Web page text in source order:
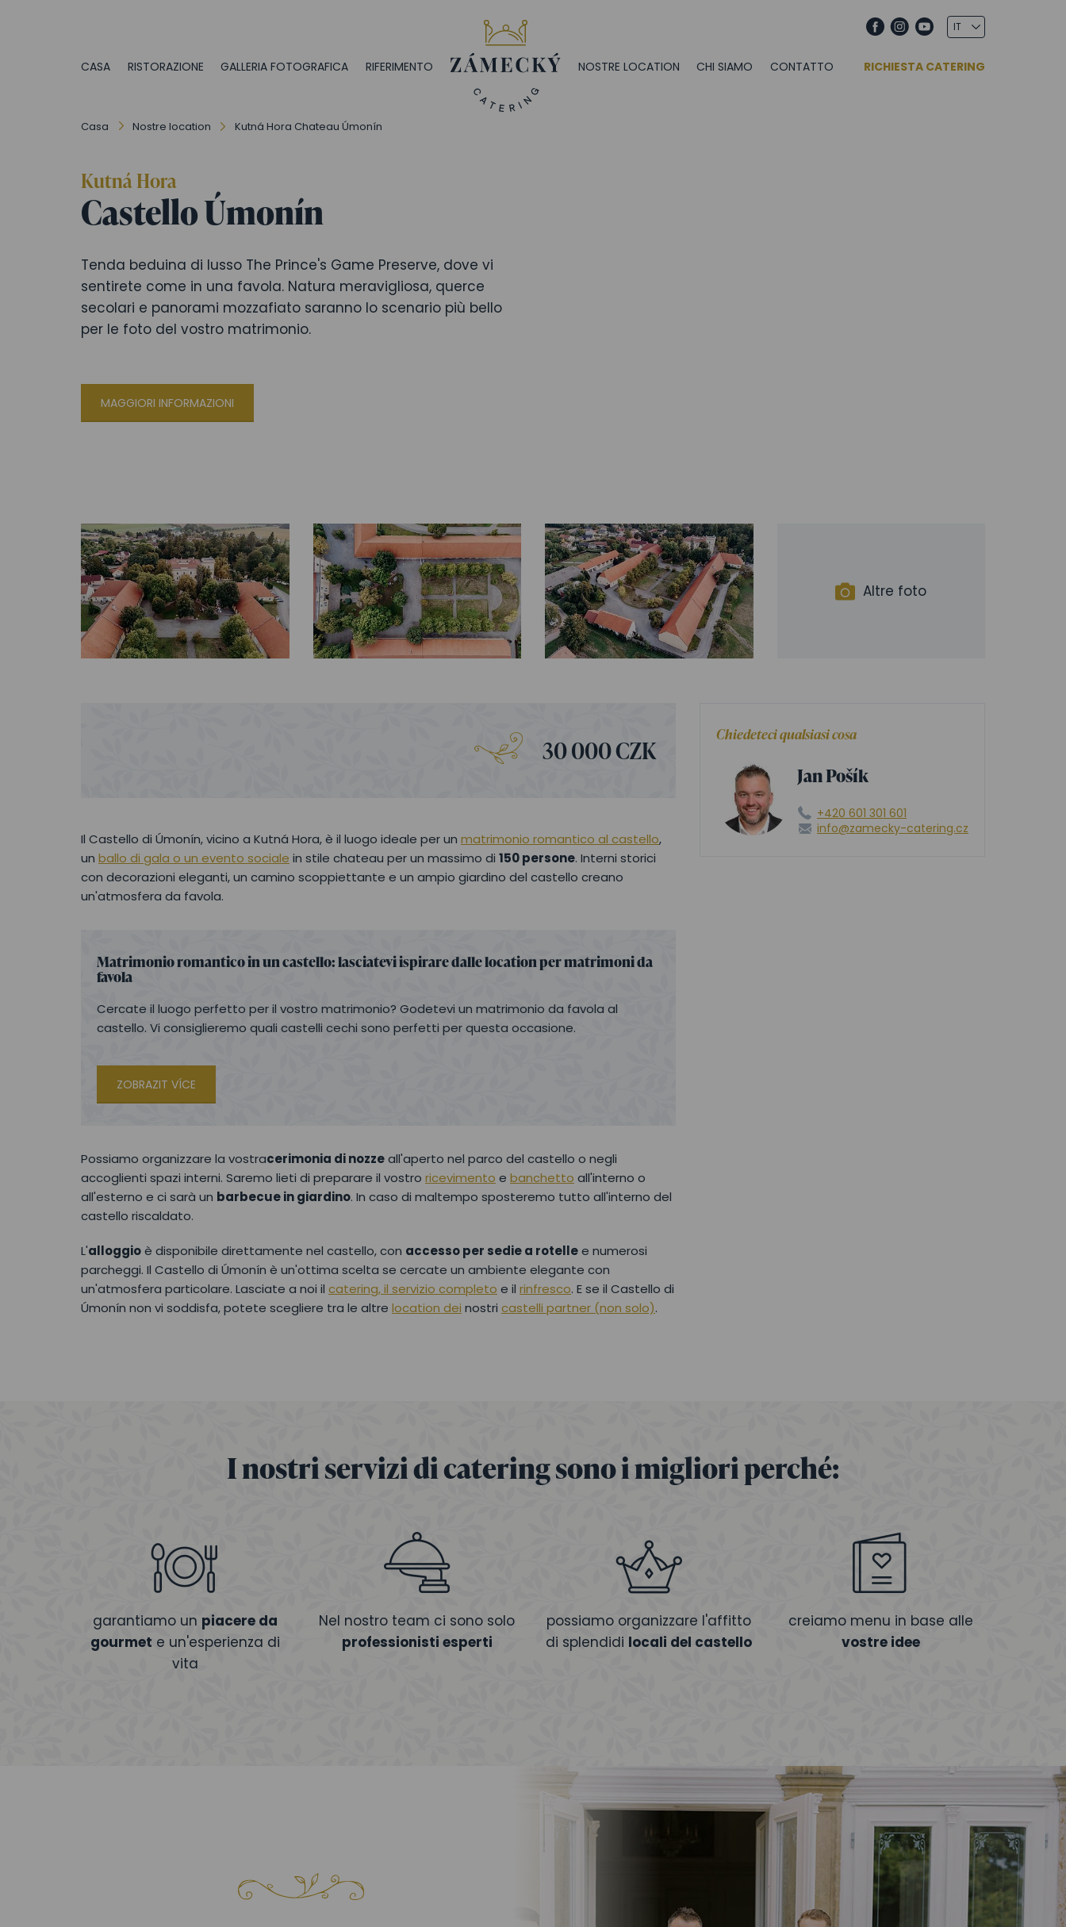
RICHIESTA CATERING
CASA RISTORAZIONE GALLERIA FOTOGRAFICA RIFERIMENTO NOSTRE LOCATION CHI SIAMO CONTATTO
Casa Nostre location Kutná Hora Chateau Úmonín
Kutná Hora
Castello Úmonín
Tenda beduina di lusso The Prince's Game Preserve, dove vi
sentirete come in una favola. Natura meravigliosa, querce
secolari e panorami mozzafiato saranno lo scenario più bello
per le foto del vostro matrimonio.
MAGGIORI INFORMAZIONI
Altre foto
30 000 CZK
Il Castello di Úmonín, vicino a Kutná Hora, è il luogo ideale per un matrimonio romantico al castello,
un ballo di gala o un evento sociale in stile chateau per un massimo di 150 persone. Interni storici
con decorazioni eleganti, un camino scoppiettante e un ampio giardino del castello creano
un'atmosfera da favola.
Matrimonio romantico in un castello: lasciatevi ispirare dalle location per matrimoni da
favola
Cercate il luogo perfetto per il vostro matrimonio? Godetevi un matrimonio da favola al
castello. Vi consiglieremo quali castelli cechi sono perfetti per questa occasione.
ZOBRAZIT VÍCE
Possiamo organizzare la vostracerimonia di nozzeall'aperto nel parco del castello o negli
accoglienti spazi interni. Saremo lieti di preparare il vostro ricevimento e banchetto all'interno o
all'esterno e ci sarà un barbecue in giardino. In caso di maltempo sposteremo tutto all'interno del
castello riscaldato.
L'alloggioè disponibile direttamente nel castello, con accesso per sedie a rotellee numerosi
parcheggi. Il Castello di Úmonín è un'ottima scelta se cercate un ambiente elegante con
un'atmosfera particolare. Lasciate a noi il catering, il servizio completo e il rinfresco. E se il Castello di
Úmonín non vi soddisfa, potete scegliere tra le altre location dei nostri castelli partner (non solo).
Chiedeteci qualsiasi cosa
Jan Pošík
+420 601 301 601
info@zamecky-catering.cz
I nostri servizi di catering sono i migliori perché:
garantiamo un piacere da
gourmet e un'esperienza di
vita
Nel nostro team ci sono solo
professionisti esperti
possiamo organizzare l'affitto
di splendidi locali del castello
creiamo menu in base alle
vostre idee